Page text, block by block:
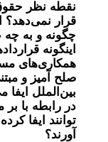
نقطه نظر حقوق
قرار نمی‌دهد؟
چگونه و به
اینگونه
همکاری‌های
صلح آمیز و
بین‌الملل ایفا
در رابطه با
توانند ایفا
آورند؟